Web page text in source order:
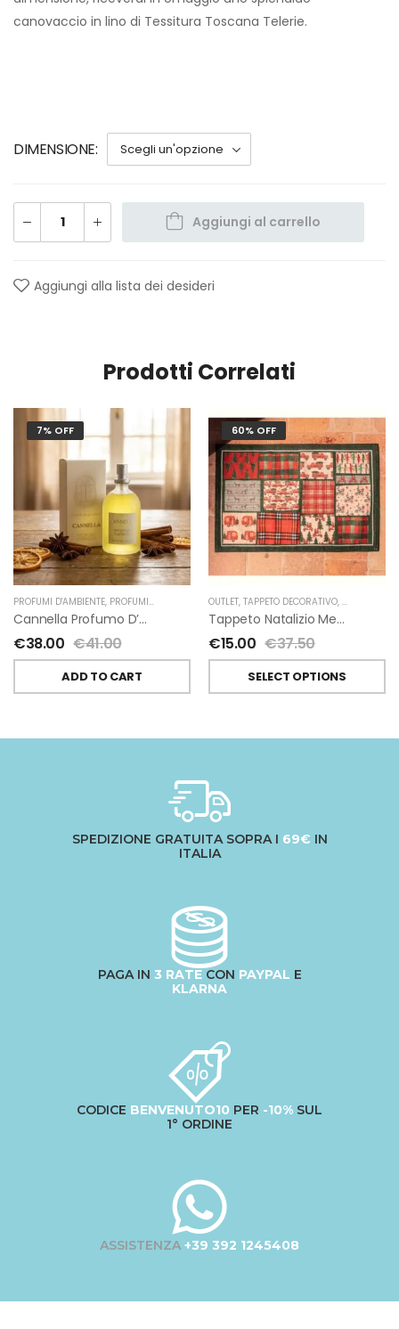
canovaccio in lino di Tessitura Toscana Telerie.
DIMENSIONE
Aggiungi al carrello
Aggiungi alla lista dei desideri
Prodotti Correlati
7% OFF
PROFUMI D'AMBIENTE, PROFUMI D'AMBIENTE FIORIRA' UN GIARDINO ,NATALE ,FIORIRA'
Cannella Profumo D’ambiente Di Fiorirà Un Giardino
€38.00 €41.00
ADD TO CART
60% OFF
OUTLET, TAPPETO DECORATIVO, NATALE
Tappeto Natalizio Medley Di Tessitura Toscana Telerie
€15.00 €37.50
SELECT OPTIONS
SPEDIZIONE GRATUITA SOPRA I 69€ IN
ITALIA
PAGA IN 3 RATECON PAYPAL E
KLARNA
CODICE BENVENUTO10 PER -10% SUL
1° ORDINE
ASSISTENZA +39 392 1245408